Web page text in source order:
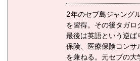
2年のセブ島ジャング
を習得。その後タガロ
最後は英語という逆ば
保険、医療保険コンサ
を兼ねる。元セブの